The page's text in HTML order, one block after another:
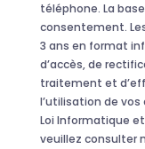
téléphone. La
consentement.
3 ans en format
d’accès, de
traitement et
l’utilisation de
Loi Informatique
veuillez consulter